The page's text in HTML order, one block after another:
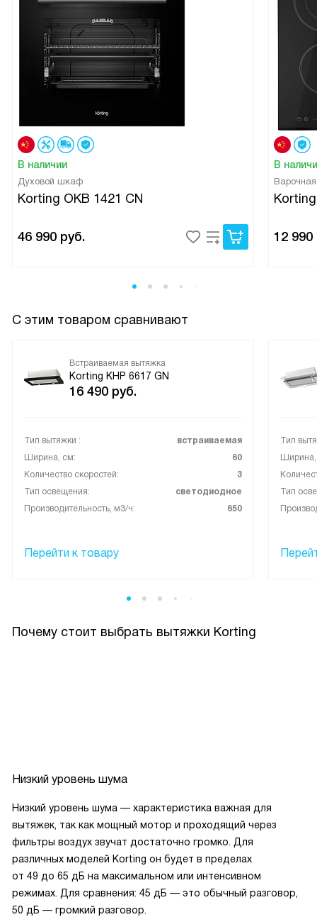
В наличии
Духовой шкаф
Korting OKB 1421 CN
46 990 руб.
В
12 990
С этим товаром сравнивают
Встраиваемая вытяжка
Korting KHP 6617 GN
16 490 руб.
Тип вытяжки :
встраиваемая
Ширина, см:
60
Количество скоростей:
3
Тип освещения:
светодиодное
Производительность, м3/ч:
650
Перейти к товару
Тип
Тип
Почему стоит выбрать вытяжки Korting
Низкий уровень шума
Низкий уровень шума — характеристика важная для
вытяжек, так как мощный мотор и проходящий через
фильтры воздух звучат достаточно громко. Для
различных моделей Korting он будет в пределах
от 49 до 65 дБ на максимальном или интенсивном
режимах. Для сравнения: 45 дБ — это обычный разговор,
50 дБ — громкий разговор.